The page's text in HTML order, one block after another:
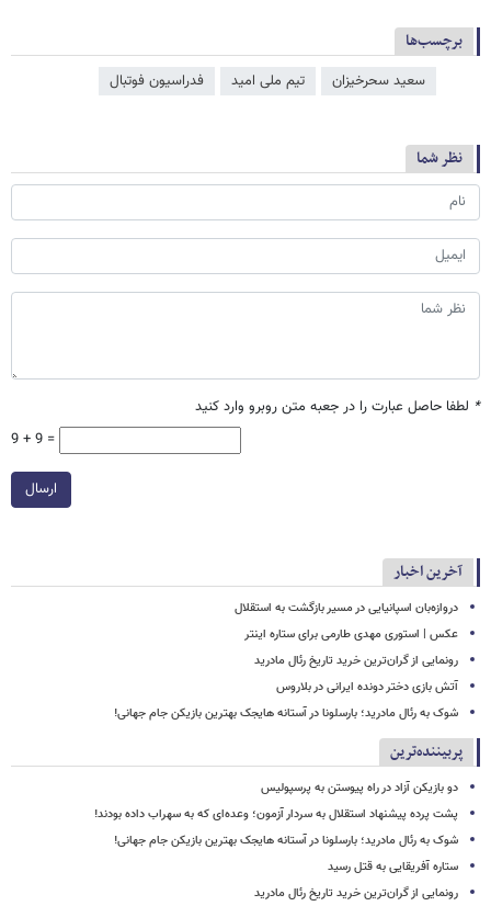
برچسب‌ها
سعید سحرخیزان تیم ملی امید فدراسیون فوتبال
نظر شما
* لطفا حاصل عبارت را در جعبه متن روبرو وارد کنید
9 + 9 =
ارسال
آخرین اخبار
دروازه‌بان اسپانیایی در مسیر بازگشت به استقلال
عکس | استوری مهدی طارمی برای ستاره اینتر
رونمایی از گران‌ترین خرید تاریخ رئال مادرید
آتش بازی دختر دونده ایرانی در بلاروس
شوک به رئال مادرید؛ بارسلونا در آستانه هایجک بهترین بازیکن جام جهانی!
پربیننده‌ترین
دو بازیکن آزاد در راه پیوستن به پرسپولیس
پشت پرده پیشنهاد استقلال به سردار آزمون؛ وعده‌ای که به سهراب داده بودند!
شوک به رئال مادرید؛ بارسلونا در آستانه هایجک بهترین بازیکن جام جهانی!
ستاره آفریقایی به قتل رسید
رونمایی از گران‌ترین خرید تاریخ رئال مادرید